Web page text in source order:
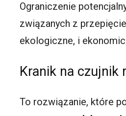
Ograniczenie
związanych z
ekologiczne, i
Kranik na czujnik
To rozwiązanie, które